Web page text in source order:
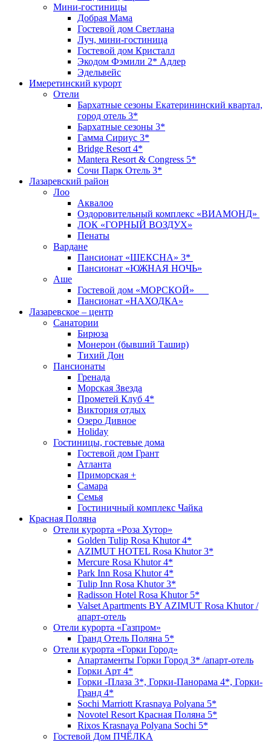
Мини-гостиницы
Добрая Мама
Гостевой дом Светлана
Луч, мини-гостиница
Гостевой дом Кристалл
Экодом Фэмили 2* Адлер
Эдельвейс
Имеретинский курорт
Отели
Бархатные сезоны Екатерининский квартал,
город отель 3*
Бархатные сезоны 3*
Гамма Сириус 3*
Bridge Resort 4*
Mantera Resort & Congress 5*
Сочи Парк Отель 3*
Лазаревский район
Лоо
Аквалоо
Оздоровительный комплекс «ВИАМОНД»
ЛОК «ГОРНЫЙ ВОЗДУХ»
Пенаты
Вардане
Пансионат «ШЕКСНА» 3*
Пансионат «ЮЖНАЯ НОЧЬ»
Аше
Гостевой дом «МОРСКОЙ»
Пансионат «НАХОДКА»
Лазаревское – центр
Санатории
Бирюза
Монерон (бывший Ташир)
Тихий Дон
Пансионаты
Гренада
Морская Звезда
Прометей Клуб 4*
Виктория отдых
Озеро Дивное
Holiday
Гостиницы, гостевые дома
Гостевой дом Грант
Атланта
Приморская +
Самара
Семья
Гостиничный комплекс Чайка
Красная Поляна
Отели курорта «Роза Хутор»
Golden Tulip Rosa Khutor 4*
AZIMUT HOTEL Rosa Khutor 3*
Mercure Rosa Khutor 4*
Park Inn Rosa Khutor 4*
Tulip Inn Rosa Khutor 3*
Radisson Hotel Rosa Khutor 5*
Valset Apartments BY AZIMUT Rosa Khutor /
апарт-отель
Отели курорта «Газпром»
Гранд Отель Поляна 5*
Отели курорта «Горки Город»
Апартаменты Горки Город 3* /апарт-отель
Горки Арт 4*
Горки -Плаза 3*, Горки-Панорама 4*, Горки-
Гранд 4*
Sochi Marriott Krasnaya Polyana 5*
Novotel Resort Красная Поляна 5*
Rixos Krasnaya Polyana Sochi 5*
Гостевой Дом ПЧЁЛКА